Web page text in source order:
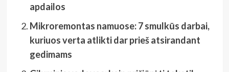
apdailos
Mikroremontas namuose: 7 smulkūs darbai,
kuriuos verta atlikti dar prieš atsirandant
gedimams